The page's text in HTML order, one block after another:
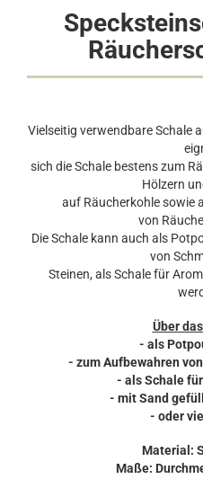
Vielseitig verwendbare Schale
sich die Schale bestens zum
Hölzern
auf Räucherkohle sowie
von
Die Schale kann auch als
von
Steinen, als Schale für
Über
- als
- zum Aufbewahren
- als Schale
- mit Sand
- oder
Material:
Maße: